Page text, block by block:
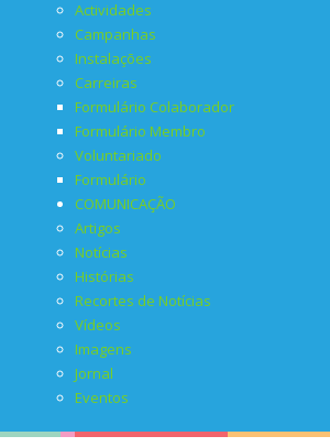
Actividades
Campanhas
Instalações
Carreiras
Formulário Colaborador
Formulário Membro
Voluntariado
Formulário
COMUNICAÇÃO
Artigos
Notícias
Histórias
Recortes de Notícias
Vídeos
Imagens
Jornal
Eventos